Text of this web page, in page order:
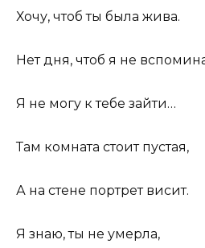
Хочу, чтоб ты была жива.
Нет дня, чтоб я не
Я не могу к тебе зайти…
Там комната стоит пустая,
А на стене портрет висит.
Я знаю, ты не умерла,